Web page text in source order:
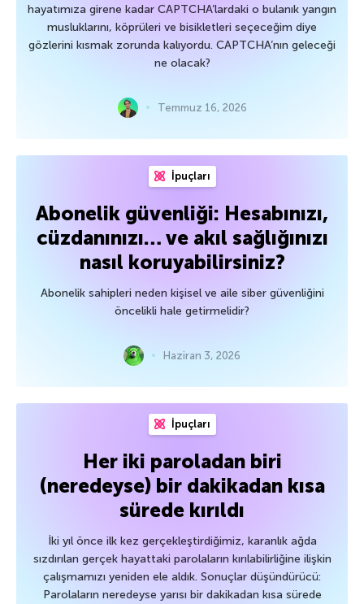
hayatımıza girene kadar CAPTCHA’lardaki o bulanık yangın
musluklarını, köprüleri ve bisikletleri seçeceğim diye
gözlerini kısmak zorunda kalıyordu. CAPTCHA’nın geleceği
ne olacak?
Temmuz 16, 2026
İpuçları
Abonelik güvenliği: Hesabınızı,
cüzdanınızı… ve akıl sağlığınızı
nasıl koruyabilirsiniz?
Abonelik sahipleri neden kişisel ve aile siber güvenliğini
öncelikli hale getirmelidir?
Haziran 3, 2026
İpuçları
Her iki paroladan biri
(neredeyse) bir dakikadan kısa
sürede kırıldı
İki yıl önce ilk kez gerçekleştirdiğimiz, karanlık ağda
sızdırılan gerçek hayattaki parolaların kırılabilirliğine ilişkin
çalışmamızı yeniden ele aldık. Sonuçlar düşündürücü:
Parolaların neredeyse yarısı bir dakikadan kısa sürede